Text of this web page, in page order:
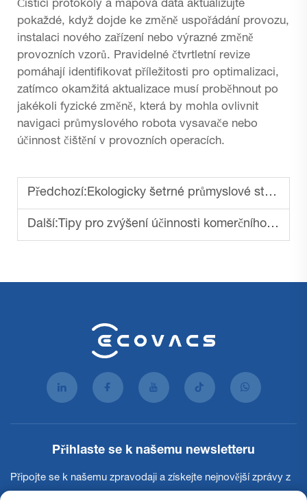
Čisticí protokoly a mapová data aktualizujte
pokaždé, když dojde ke změně uspořádání provozu,
instalaci nového zařízení nebo výrazné změně
provozních vzorů. Pravidelné čtvrtletní revize
pomáhají identifikovat příležitosti pro optimalizaci,
zatímco okamžitá aktualizace musí proběhnout po
jakékoli fyzické změně, která by mohla ovlivnit
navigaci průmyslového robota vysavače nebo
účinnost čištění v provozních operacích.
Předchozí: Ekologicky šetrné průmyslové stroje na čištění podlah
Další: Tipy pro zvýšení účinnosti komerčního stroje na čištění podlah
Přihlaste se k našemu newsletteru
Připojte se k našemu zpravodaji a získejte nejnovější zprávy z